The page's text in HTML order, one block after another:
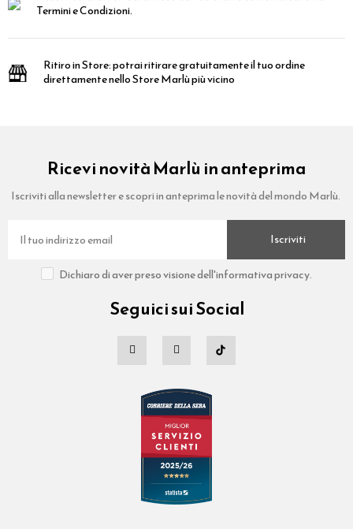
Termini e Condizioni.
Ritiro in Store:potrai ritirare gratuitamente il tuo ordine
direttamente nello Store Marlù più vicino
Ricevi novità Marlù in anteprima
Iscriviti alla newsletter e scopri in anteprima le novità del mondo Marlù.
Iscriviti
Dichiaro di aver preso visione dell'informativa privacy.
Seguici sui Social